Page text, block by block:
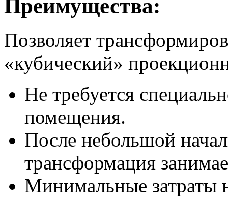
Преимущества:
Позволяет
«кубический»
Не требуется
помещения.
После небольшой
трансформация
Минимальные затраты